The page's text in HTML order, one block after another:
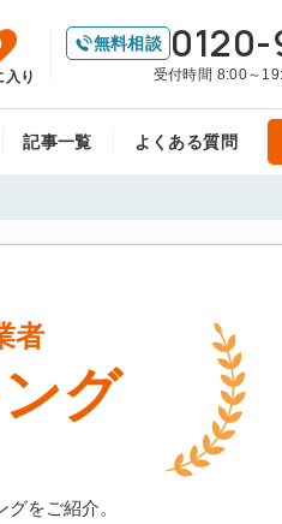
入り
無料相談
受付時間 8:00～
記事一覧 よくある質問
者
グ
をご紹介。